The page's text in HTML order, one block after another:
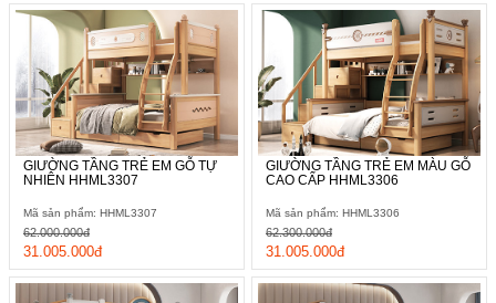
GIƯỜNG TẦNG TRẺ EM GỖ TỰ
NHIÊN HHML3307
Mã sản phẩm: HHML3307
31.005.000đ
62.000.000đ
GIƯỜNG TẦNG TRẺ EM MÀU GỖ
CAO CẤP HHML3306
Mã sản phẩm: HHML3306
31.005.000đ
62.300.000đ